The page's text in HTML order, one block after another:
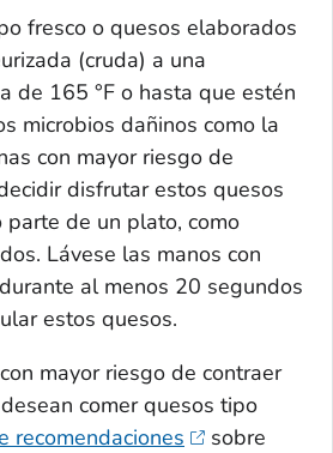
fresco o quesos elaborados
(cruda) a una
de 165 °F o hasta que estén
microbios dañinos como la
con mayor riesgo de
disfrutar estos quesos
parte de un plato, como
Lávese las manos con
al menos 20 segundos
estos quesos.
mayor riesgo de contraer
comer quesos tipo
recomendaciones
sobre